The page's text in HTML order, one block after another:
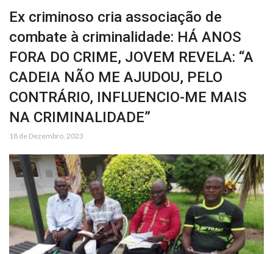
Ex criminoso cria associação de
combate à criminalidade: HÁ ANOS
FORA DO CRIME, JOVEM REVELA: “A
CADEIA NÃO ME AJUDOU, PELO
CONTRÁRIO, INFLUENCIO-ME MAIS
NA CRIMINALIDADE”
18 de Dezembro, 2023